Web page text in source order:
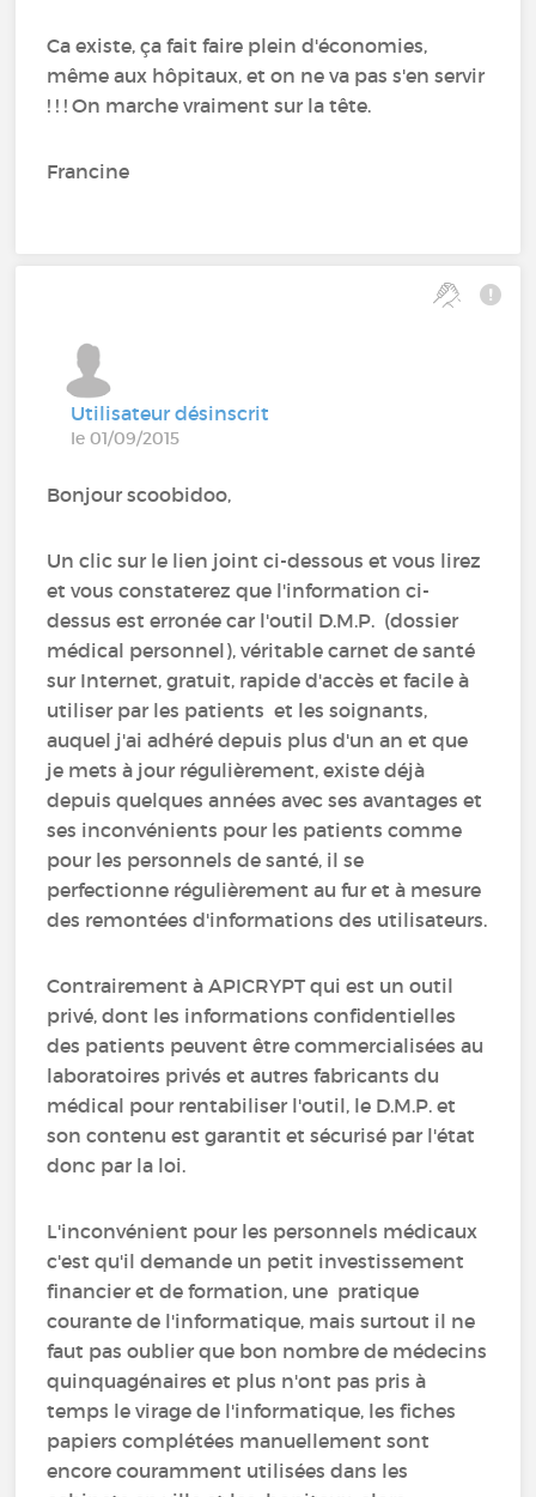
Ca existe, ça fait faire plein d'économies,
même aux hôpitaux, et on ne va pas s'en servir
! ! ! On marche vraiment sur la tête.
Francine
Utilisateur désinscrit
le 01/09/2015
Bonjour scoobidoo,
Un clic sur le lien joint ci-dessous et vous lirez
et vous constaterez que l'information ci-
dessus est erronée car l'outil D.M.P. (dossier
médical personnel), véritable carnet de santé
sur Internet, gratuit, rapide d'accès et facile à
utiliser par les patients et les soignants,
auquel j'ai adhéré depuis plus d'un an et que
je mets à jour régulièrement, existe déjà
depuis quelques années avec ses avantages et
ses inconvénients pour les patients comme
pour les personnels de santé, il se
perfectionne régulièrement au fur et à mesure
des remontées d'informations des utilisateurs.
Contrairement à APICRYPT qui est un outil
privé, dont les informations confidentielles
des patients peuvent être commercialisées au
laboratoires privés et autres fabricants du
médical pour rentabiliser l'outil, le D.M.P. et
son contenu est garantit et sécurisé par l'état
donc par la loi.
L'inconvénient pour les personnels médicaux
c'est qu'il demande un petit investissement
financier et de formation, une pratique
courante de l'informatique, mais surtout il ne
faut pas oublier que bon nombre de médecins
quinquagénaires et plus n'ont pas pris à
temps le virage de l'informatique, les fiches
papiers complétées manuellement sont
encore couramment utilisées dans les